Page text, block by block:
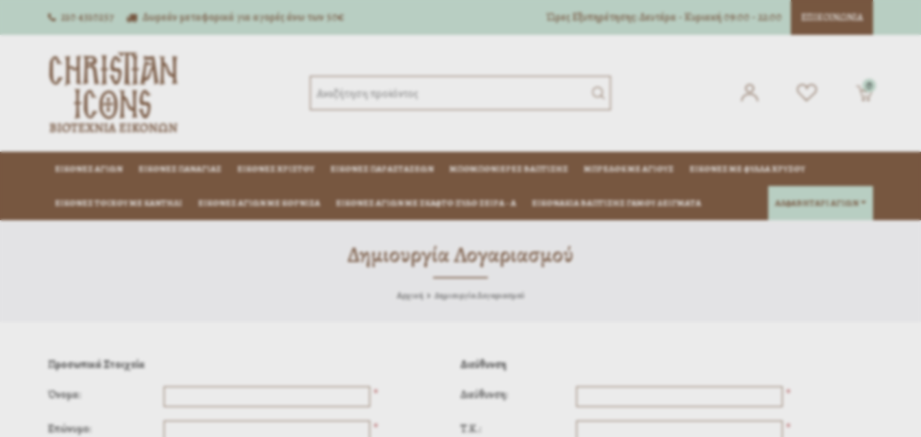
210 4310257 Δωρεάν μεταφορικά για αγορές άνω των 50€ Ώρες Eξυπηρέτησης: Δευτέρα - Κυριακή 09:00 - 22:00 ΕΠΙΚΟΙΝΩΝΊΑ
0
ΕΙΚΌΝΕΣ ΑΓΊΩΝ ΕΙΚΌΝΕΣ ΠΑΝΑΓΊΑΣ ΕΙΚΌΝΕΣ ΧΡΙΣΤΟΎ ΕΙΚΌΝΕΣ ΠΑΡΑΣΤΆΣΕΩΝ ΜΠΟΜΠΟΝΙΈΡΕΣ ΒΆΠΤΙΣΗΣ ΜΠΡΕΛΌΚ ΜΈ ΑΓΊΟΥΣ ΕΙΚΌΝΕΣ ΜΕ ΦΎΛΛΑ ΧΡΥΣΟΎ
ΕΙΚΌΝΕΣ ΤΟΊΧΟΥ ΜΕ ΚΑΝΤΉΛΙ ΕΙΚΌΝΕΣ ΑΓΊΩΝ ΜΕ ΚΟΡΝΊΖΑ ΕΙΚΟΝΕΣ ΑΓΙΩΝ ΜΕ ΣΚΑΦΤΟ ΞΥΛΟ ΣΕΙΡΑ - Α ΕΙΚΟΝΆΚΙΑ ΒΆΠΤΙΣΗΣ ΓΆΜΟΥ ΔΕΊΓΜΑΤΑ ΑΛΦΑΒΗΤΑΡΙ ΑΓΙΩΝ
Δημιουργία Λογαριασμού
Αρχική Δημιουργία Λογαριασμού
Προσωπικά Στοιχεία
Όνομα:
*
Επώνυμο: *
Διεύθυνση
Διεύθυνση:
*
Τ.Κ.: *